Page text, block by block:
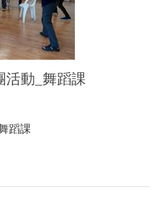
動_舞蹈課
蹈課